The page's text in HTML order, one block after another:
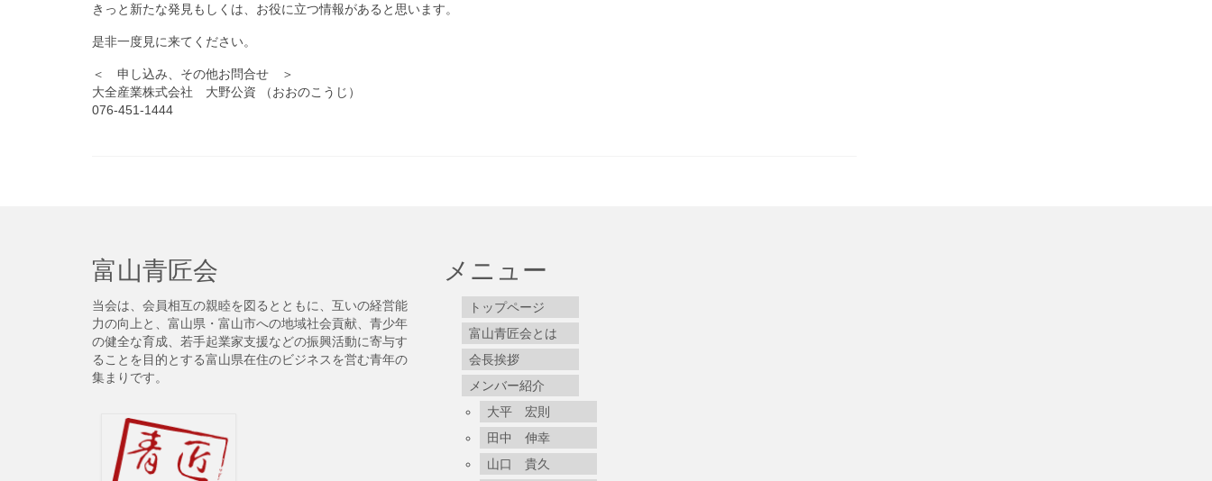
きっと新たな発見もしくは、お役に立つ情報があると思います。
是非一度見に来てください。
＜ 申し込み、その他お問合せ ＞
大全産業株式会社 大野公資 （おおのこうじ）
076-451-1444
富山青匠会
当会は、会員相互の親睦を図るとともに、互いの経営能
力の向上と、富山県・富山市への地域社会貢献、青少年
の健全な育成、若手起業家支援などの振興活動に寄与す
ることを目的とする富山県在住のビジネスを営む青年の
集まりです。
メニュー
トップページ
富山青匠会とは
会長挨拶
メンバー紹介
大平 宏則
田中 伸幸
山口 貴久